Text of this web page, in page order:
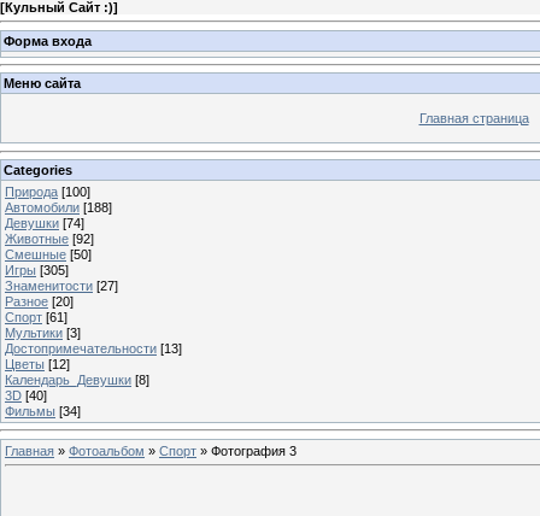
[Кульный Сайт :)]
Форма входа
Меню сайта
Главная страница
Categories
Природа [100]
Автомобили [188]
Девушки [74]
Животные [92]
Смешные [50]
Игры [305]
Знаменитости [27]
Разное [20]
Спорт [61]
Мультики [3]
Достопримечательности [13]
Цветы [12]
Календарь_Девушки [8]
3D [40]
Фильмы [34]
Главная » Фотоальбом » Спорт » Фотография 3